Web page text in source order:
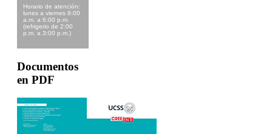
Horario de atención:
lunes a viernes 8:00
a.m. a 6:00 p.m.
(refrigerio de 2:00
p.m. a 3:00 p.m.)
Documentos
en PDF